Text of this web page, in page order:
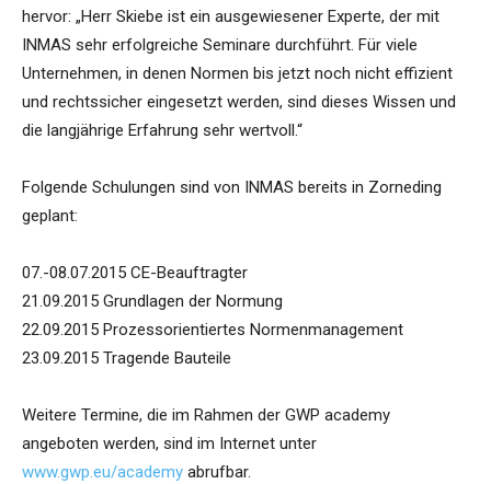
hervor: „Herr Skiebe ist ein ausgewiesener Experte, der mit
INMAS sehr erfolgreiche Seminare durchführt. Für viele
Unternehmen, in denen Normen bis jetzt noch nicht effizient
und rechtssicher eingesetzt werden, sind dieses Wissen und
die langjährige Erfahrung sehr wertvoll.“
Folgende Schulungen sind von INMAS bereits in Zorneding
geplant:
07.-08.07.2015 CE-Beauftragter
21.09.2015 Grundlagen der Normung
22.09.2015 Prozessorientiertes Normenmanagement
23.09.2015 Tragende Bauteile
Weitere Termine, die im Rahmen der GWP academy
angeboten werden, sind im Internet unter
www.gwp.eu/academy abrufbar.